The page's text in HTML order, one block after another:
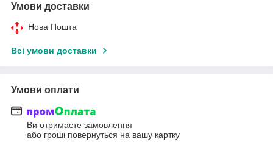
Умови доставки
Нова Пошта
Всі умови доставки
Умови оплати
Ви отримаєте замовлення
або гроші повернуться на вашу картку